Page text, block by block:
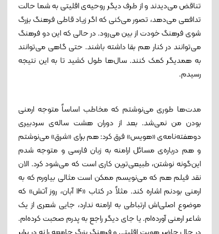
تناقض می‌دیدند و از طرف دیگر روحیه‌ی اقلیتی به شما حالت
تدافعی می‌دهد، تصور می‌کنی که اگر زیاد قاطی فرهنگ بزرگ
شوی فرهنگ خودت از بین می‌رود. در حالی ‌که این دو فرهنگ
می‌توانند در کنار هم بقا داشته‌ باشند. حتی گاهی می‌توانند
به همدیگر کمک کنند. سال‌ها طول کشید تا به این نتیجه
رسیدم.
مدت‌ها طوری می‌نوشتم که مخاطب اساساً متوجه ارمنی
بودن من نمی‌شد. بعد از دوران هشت ساله‌ی سردبیری
دوهفته‌نامه‌ی «هویس» فرق کرد: هم برای «شرق» می‌نوشتم
و هم درباره‌ی مسائل ارامنه به زبان فارسی و متوجه شدم
این‌گونه نوشتن، طبیعی‌ترین کاری است که می‌شود کرد. الان
نقد فیلم هم که می‌نویسم ممکن است مثالی بیاورم که به
ارمنی بودنم اشاره کند. مثلاً در کتاب «۱۴ آبان، روز آتش» که
موضوع اصلی‌اش ارتباطی به ارامنه ندارد، جایی شعری از یک
شاعر ارمنی آورده‌ام. یا جای دیگر راجع به پدرم صحبت کرده‌ام.